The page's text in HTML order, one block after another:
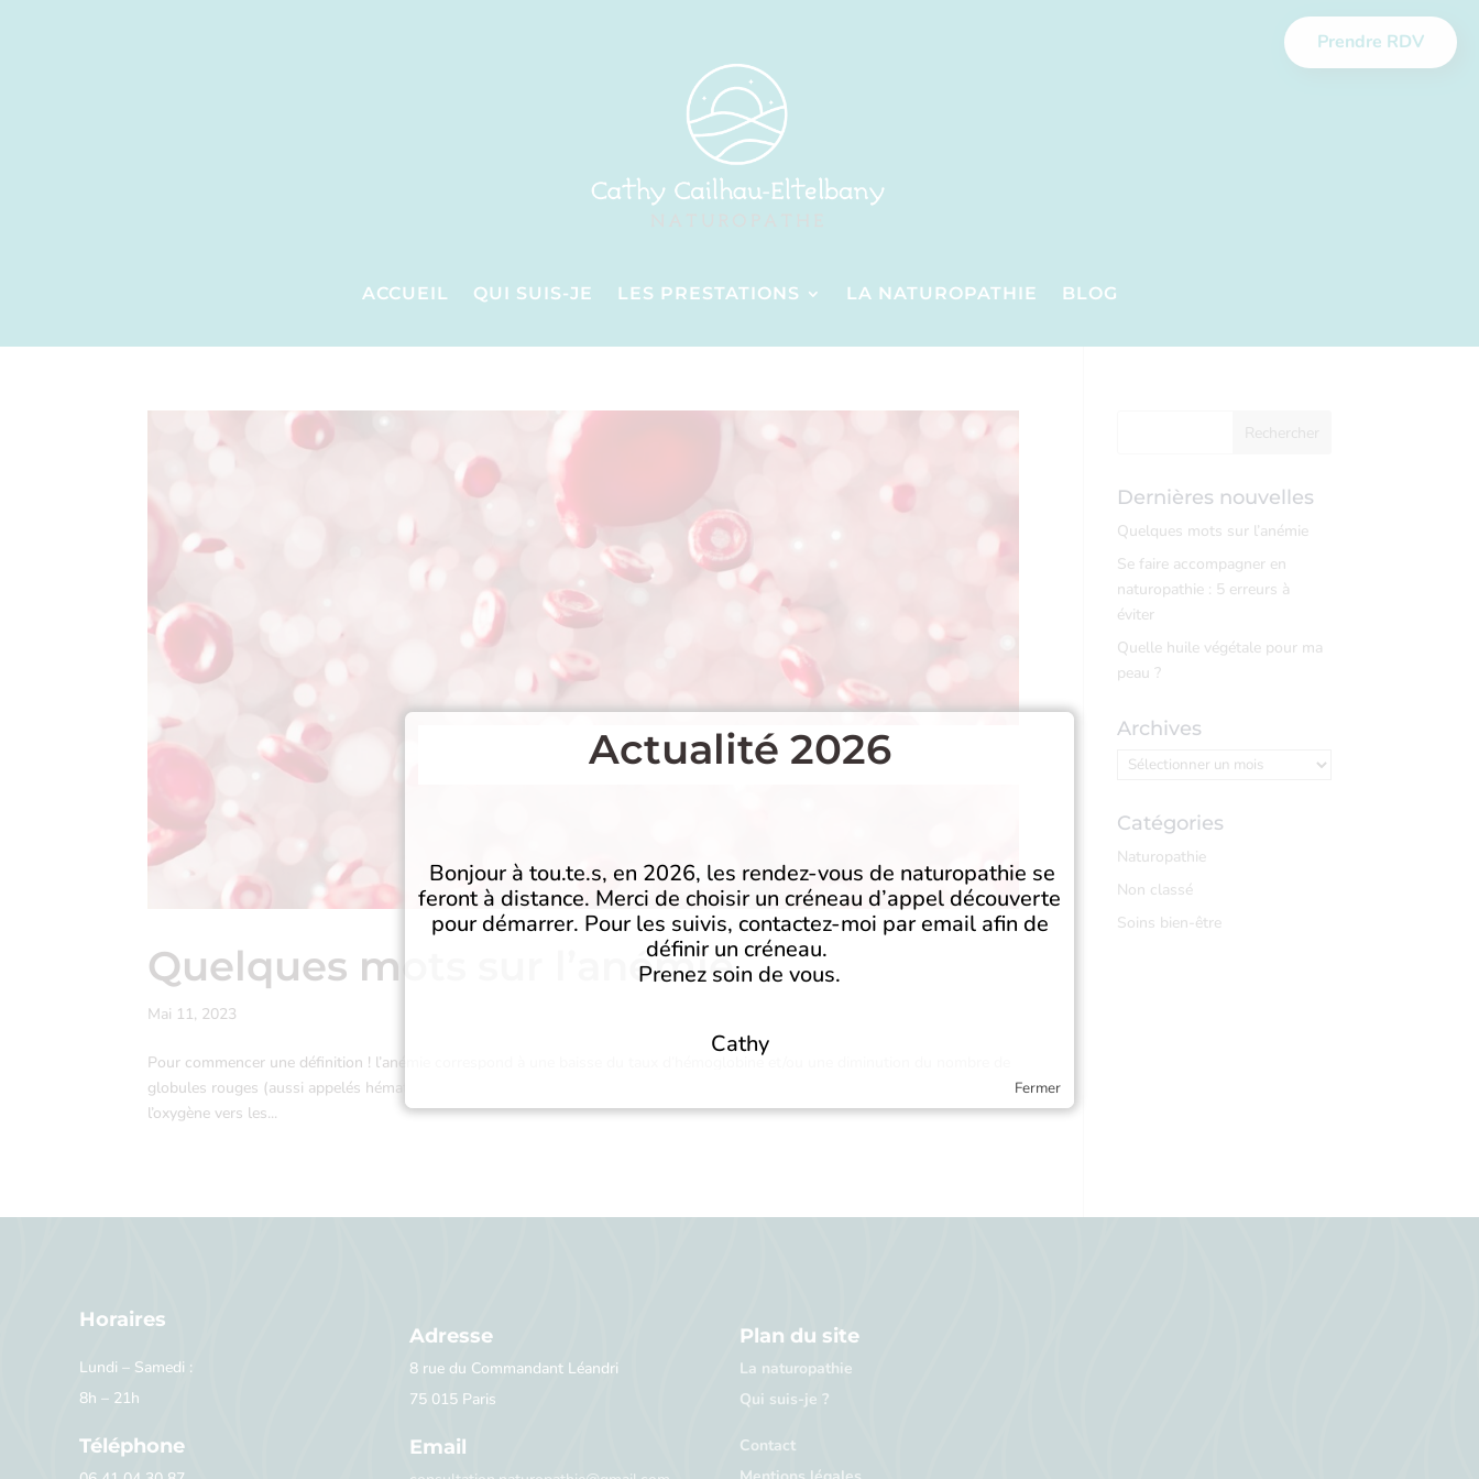
Prendre RDV
ACCUEIL QUI SUIS-JE LES PRESTATIONS LA NATUROPATHIE BLOG
Quelques mots sur l’anémie
Mai 11, 2023
Pour commencer une définition ! l’anémie correspond à une baisse du taux d’hémoglobine et/ou une diminution du nombre de
globules rouges (aussi appelés hématies). L’hémoglobine est contenue dans les globules rouges. Elle permet le transport de
l’oxygène vers les...
Dernières nouvelles
Quelques mots sur l’anémie
Se faire accompagner en
naturopathie : 5 erreurs à
éviter
Quelle huile végétale pour ma
peau ?
Archives
Archives
Catégories
Naturopathie
Non classé
Soins bien-être
Horaires
Lundi – Samedi :
8h – 21h
Téléphone
Adresse
8 rue du Commandant Léandri
75 015 Paris
Email
Plan du site
La naturopathie
Qui suis-je ?
Contact
Fermer
Actualité 2026
Bonjour à tou.te.s, en 2026, les rendez-vous de naturopathie se
feront à distance. Merci de choisir un créneau d’appel découverte
pour démarrer. Pour les suivis, contactez-moi par email afin de
définir un créneau.
Prenez soin de vous.
Cathy